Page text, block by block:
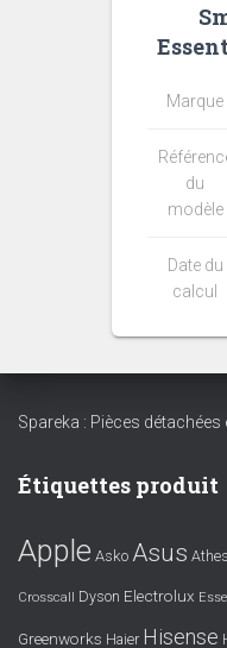
Marque
du
modèle
Date du
calcul
Spareka : Pièces
Étiquettes produit
Apple Asko Asus
Crosscall Dyson Electrolux
Greenworks Haier Hisense